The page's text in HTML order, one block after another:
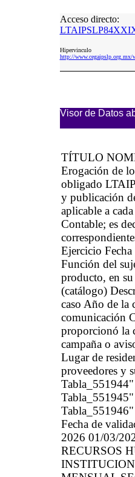
Acceso directo:
Hipervinculo
http://www.cegaipslp.org.mx/
Visor de Datos
TÍTULO
Erogación de
obligado
y publicación
aplicable a
Contable; es
Ejercicio
Función del
producto, en
(catálogo)
caso Año de la
comunicación
proporcionó la
campaña o
Lugar de
proveedores y
Tabla_551944"
Tabla_551946"
Fecha de
2026 01/03/
RECURSOS